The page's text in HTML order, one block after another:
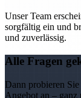
Unser Team
sorgfältig ein und
und zuverlässig.
Alle Fragen
Dann probieren
Angebot an –